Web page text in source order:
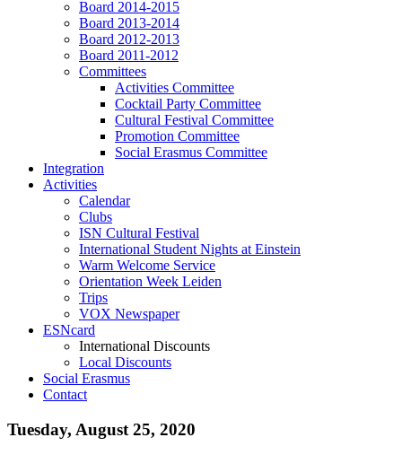
Board 2014-2015
Board 2013-2014
Board 2012-2013
Board 2011-2012
Committees
Activities Committee
Cocktail Party Committee
Cultural Festival Committee
Promotion Committee
Social Erasmus Committee
Integration
Activities
Calendar
Clubs
ISN Cultural Festival
International Student Nights at Einstein
Warm Welcome Service
Orientation Week Leiden
Trips
VOX Newspaper
ESNcard
International Discounts
Local Discounts
Social Erasmus
Contact
Tuesday, August 25, 2020